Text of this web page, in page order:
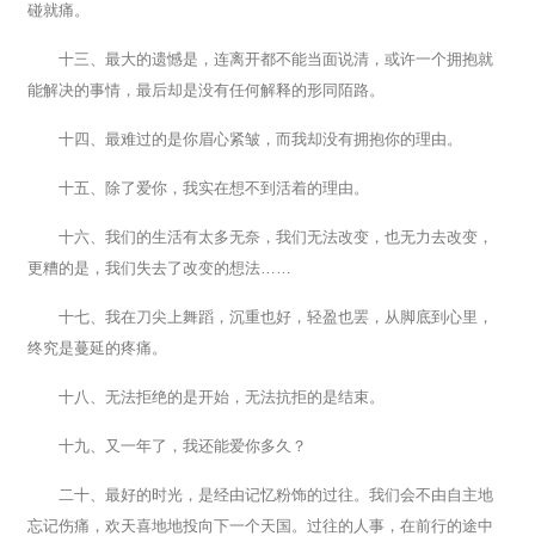
碰就痛。
十三、最大的遗憾是，连离开都不能当面说清，或许一个拥抱就
能解决的事情，最后却是没有任何解释的形同陌路。
十四、最难过的是你眉心紧皱，而我却没有拥抱你的理由。
十五、除了爱你，我实在想不到活着的理由。
十六、我们的生活有太多无奈，我们无法改变，也无力去改变，
更糟的是，我们失去了改变的想法……
十七、我在刀尖上舞蹈，沉重也好，轻盈也罢，从脚底到心里，
终究是蔓延的疼痛。
十八、无法拒绝的是开始，无法抗拒的是结束。
十九、又一年了，我还能爱你多久？
二十、最好的时光，是经由记忆粉饰的过往。我们会不由自主地
忘记伤痛，欢天喜地地投向下一个天国。过往的人事，在前行的途中